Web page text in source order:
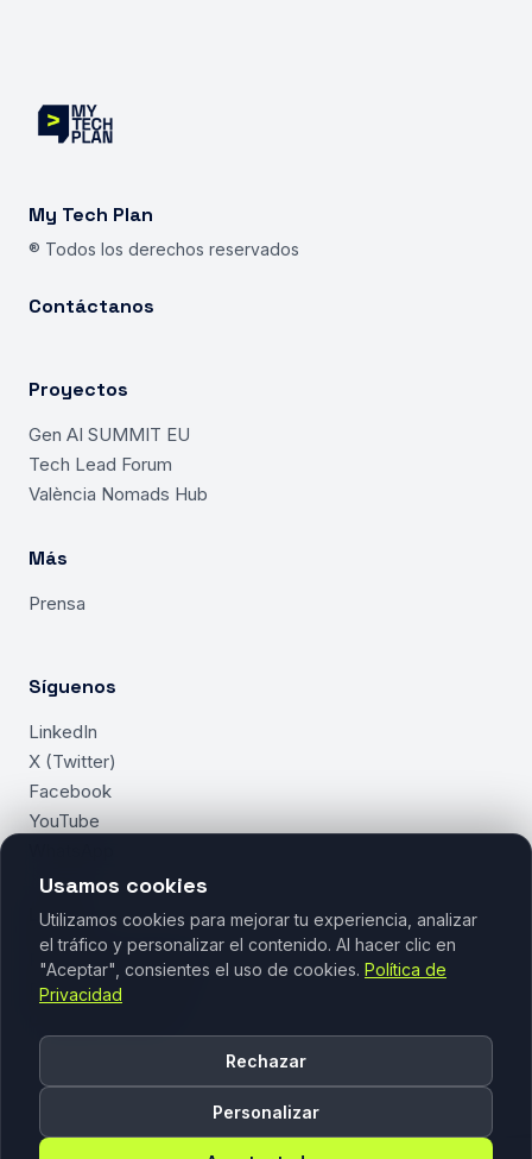
My Tech Plan
® Todos los derechos reservados
Contáctanos
Proyectos
Gen AI SUMMIT EU
Tech Lead Forum
València Nomads Hub
Más
Prensa
Síguenos
LinkedIn
X (Twitter)
Facebook
YouTube
Legal
Política de Privacidad
Política de Cookies
Usamos cookies
Utilizamos cookies para mejorar tu experiencia, analizar
el tráfico y personalizar el contenido. Al hacer clic en
"Aceptar", consientes el uso de cookies. Política de
Privacidad
Rechazar
Personalizar